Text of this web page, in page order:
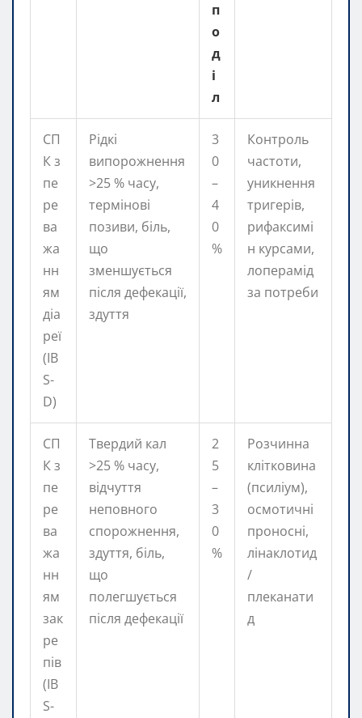
п
о
д
і
л
СП
К з
пе
ре
ва
жа
нн
ям
діа
реї
(IB
S-
D)
Рідкі
випорожнення
>25 % часу,
термінові
позиви, біль,
що
зменшується
після дефекації,
здуття
3
0
–
4
0
%
Контроль
частоти,
уникнення
тригерів,
рифаксимі
н курсами,
лоперамід
за потреби
СП
К з
пе
ре
ва
жа
нн
ям
зак
ре
пів
(IB
S-
Твердий кал
>25 % часу,
відчуття
неповного
спорожнення,
здуття, біль,
що
полегшується
після дефекації
2
5
–
3
0
%
Розчинна
клітковина
(псиліум),
осмотичні
проносні,
лінаклотид
/
плеканати
д